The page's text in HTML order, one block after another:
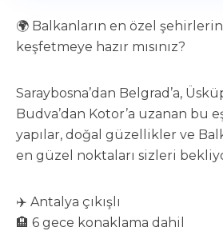
🌍 Balkanların en özel
keşfetmeye hazır mısınız?
Saraybosna’dan Belgrad’a,
Budva’dan Kotor’a uzanan bu
yapılar, doğal güzellikler ve
en güzel noktaları sizleri
✈️ Antalya çıkışlı
🏨 6 gece konaklama dahil